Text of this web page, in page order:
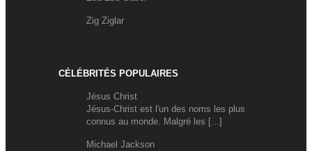
Zig Ziglar
CÉLÉBRITÉS POPULAIRES
Jésus Christ
Jésus-Christ est l'un des noms les plus
connus au monde. Malgré les [...]
Michael Jackson